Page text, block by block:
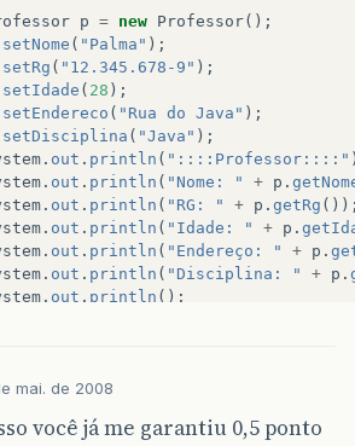
p = new Professor();
setNome ( "Palma" );
setRg ( "12.345.678-9" );
setIdade ( 28 );
setEndereco ( "Rua do Java" );
setDisciplina ( "Java" );
. out . println ( "::::Professor::::"
. out . println ( "Nome: " + p .
. out . println ( "RG: " + p . getRg
. out . println ( "Idade: " + p .
. out . println ( "Endereço: " + p .
. out . println ( "Disciplina: " + p .
. out . println ();
mai. de 2008
você já me garantiu 0,5 ponto